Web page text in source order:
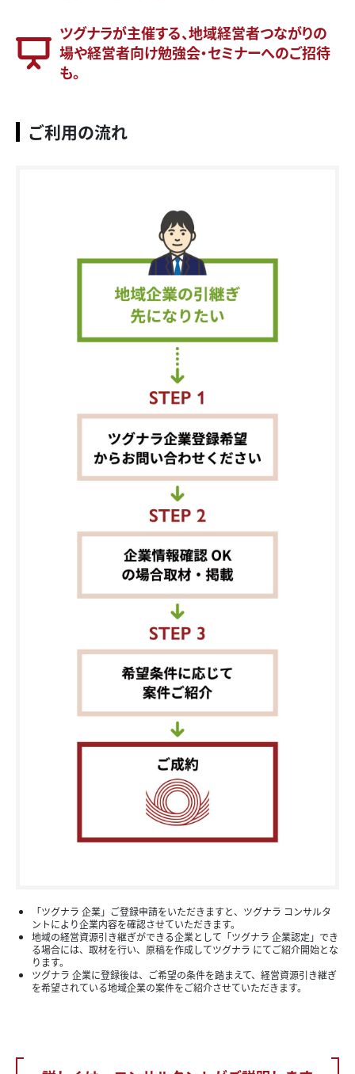
ツグナラが主催する、地域経営者つながりの
場や経営者向け勉強会・セミナーへのご招待
も。
ご利用の流れ
「ツグナラ 企業」ご登録申請をいただきますと、ツグナラ コンサルタ
ントにより企業内容を確認させていただきます。
地域の経営資源引き継ぎができる企業として「ツグナラ 企業認定」でき
る場合には、取材を行い、原稿を作成してツグナラ にてご紹介開始とな
ります。
ツグナラ 企業に登録後は、ご希望の条件を踏まえて、経営資源引き継ぎ
を希望されている地域企業の案件をご紹介させていただきます。